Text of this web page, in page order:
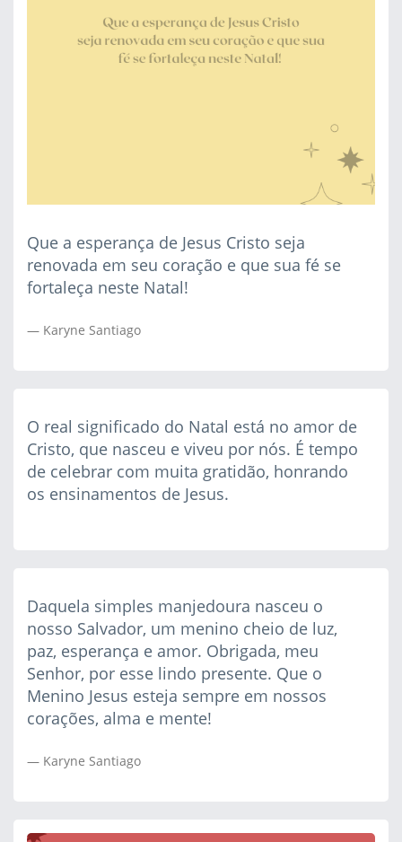
Que a esperança de Jesus Cristo seja
renovada em seu coração e que sua fé se
fortaleça neste Natal!
Karyne Santiago
O real significado do Natal está no amor de
Cristo, que nasceu e viveu por nós. É tempo
de celebrar com muita gratidão, honrando
os ensinamentos de Jesus.
Daquela simples manjedoura nasceu o
nosso Salvador, um menino cheio de luz,
paz, esperança e amor. Obrigada, meu
Senhor, por esse lindo presente. Que o
Menino Jesus esteja sempre em nossos
corações, alma e mente!
Karyne Santiago